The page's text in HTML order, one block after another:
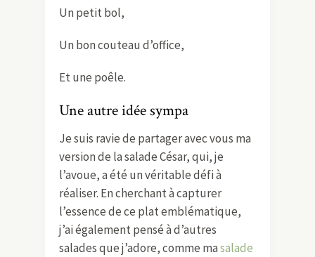
Un petit bol,
Un bon couteau d’office,
Et une poêle.
Une autre idée sympa
Je suis ravie de partager avec vous ma
version de la salade César, qui, je
l’avoue, a été un véritable défi à
réaliser. En cherchant à capturer
l’essence de ce plat emblématique,
j’ai également pensé à d’autres
salades que j’adore, comme masalade